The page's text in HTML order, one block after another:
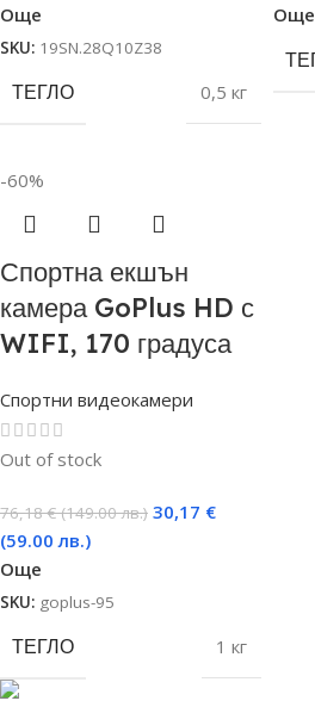
Още
SKU: 19SN.28Q10Z38
ТЕГЛО 0,5 кг
Още
-60%
Спортна екшън
камера GoPlus HD с
WIFI, 170 градуса
Спортни видеокамери
Out of stock
76,18€ (149.00 лв.) 30,17 €
(59.00 лв.)
Още
SKU: goplus-95
ТЕГЛО 1 кг